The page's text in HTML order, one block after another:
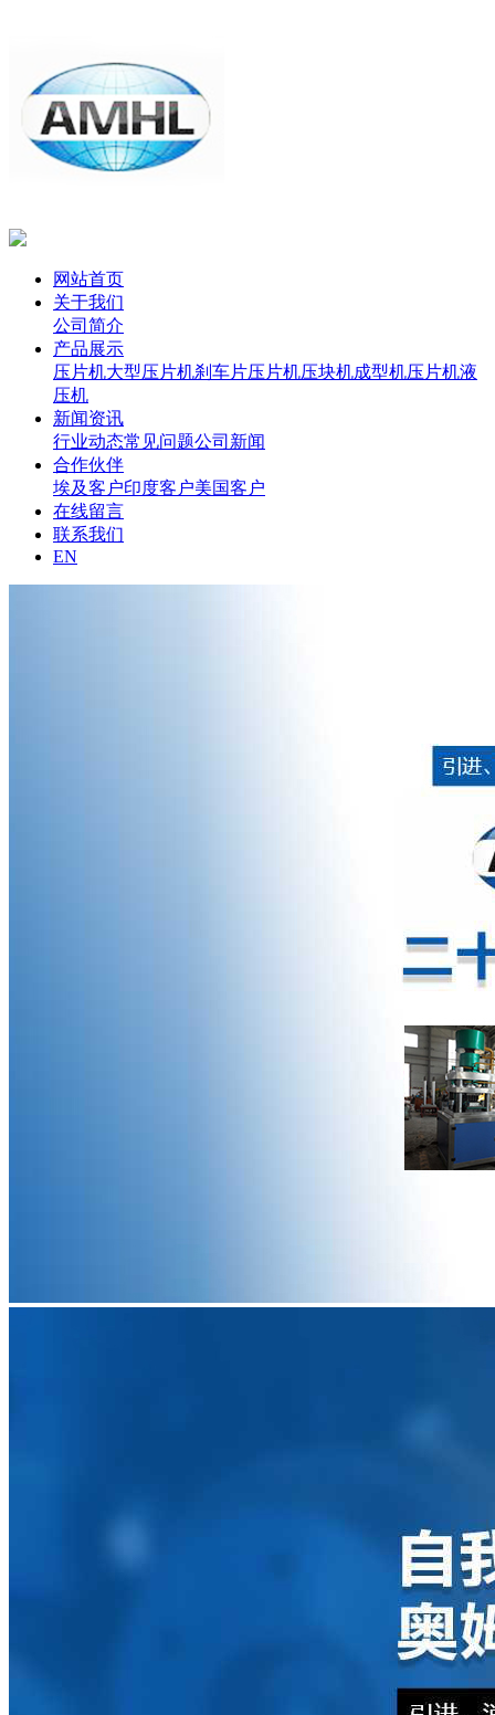
网站首页
关于我们
公司简介
产品展示
压片机大型压片机刹车片压片机压块机成型机压片机液
压机
新闻资讯
行业动态常见问题公司新闻
合作伙伴
埃及客户印度客户美国客户
在线留言
联系我们
EN